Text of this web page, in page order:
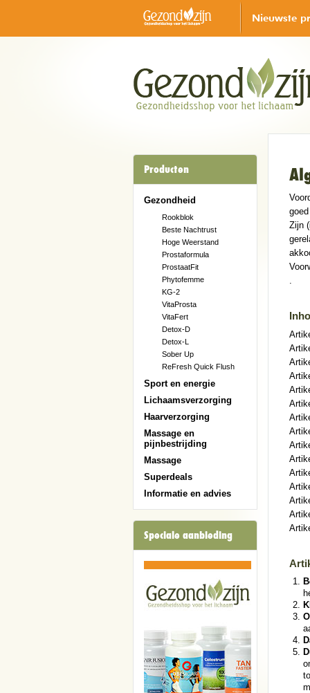
Nieuwste
Producten
Gezondheid
Rookblok
Beste Nachtrust
Hoge Weerstand
Prostaformula
ProstaatFit
Phytofemme
KG-2
VitaProsta
VitaFert
Detox-D
Detox-L
Sober Up
ReFresh Quick Flush
Sport en energie
Lichaamsverzorging
Haarverzorging
Massage en
pijnbestrijding
Massage
Superdeals
Informatie en advies
Speciale aanbieding
Zijn
.